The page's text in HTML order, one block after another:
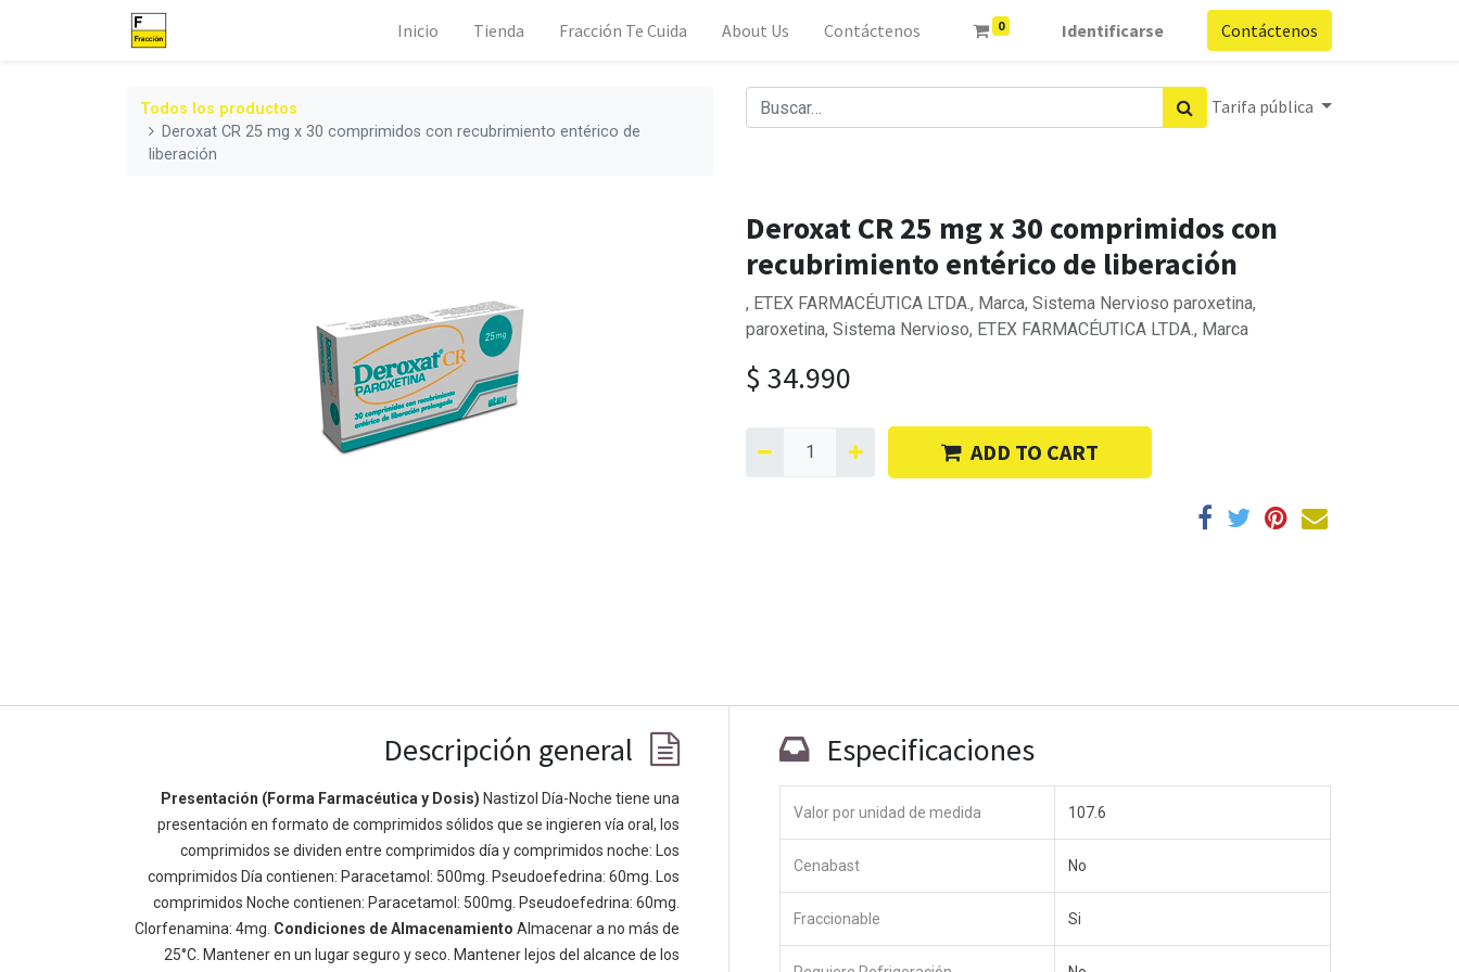
Inicio Tienda Fracción Te Cuida About Us Contáctenos 0 Identificarse Contáctenos
Todos los productos
Deroxat CR 25 mg x 30 comprimidos con recubrimiento entérico de
liberación
Tarifa pública
Deroxat CR 25 mg x 30 comprimidos con
recubrimiento entérico de liberación
, ETEX FARMACÉUTICA LTDA., Marca, Sistema Nervioso paroxetina,
paroxetina, Sistema Nervioso, ETEX FARMACÉUTICA LTDA., Marca
$ 34.990
ADD TO CART
Descripción general
Presentación (Forma Farmacéutica y Dosis) Nastizol Día-Noche tiene una
presentación en formato de comprimidos sólidos que se ingieren vía oral, los
comprimidos se dividen entre comprimidos día y comprimidos noche: Los
comprimidos Día contienen: Paracetamol: 500mg. Pseudoefedrina: 60mg. Los
comprimidos Noche contienen: Paracetamol: 500mg. Pseudoefedrina: 60mg.
Clorfenamina: 4mg. Condiciones de Almacenamiento Almacenar a no más de
25°C. Mantener en un lugar seguro y seco. Mantener lejos del alcance de los
Especificaciones
Valor por unidad de medida 107.6
Cenabast No
Fraccionable Si
Enlaces de Ínteres
Inicio
Acerca de
Productos
Servicios
Legal
Política de privacidad
Acerca de
Somos un equipo de personas apasionadas cuyo objetivo es
mejorar la vida de todos a través de productos disruptivos.
Construimos grandes productos para resolver sus problemas
de negocio. Nuestros productos están diseñados para
pequeñas y medianas empresas dispuestas a optimizar su
rendimiento.
Contacte con nosotros
Contáctenos
info@yourcompany.ejemplo.com
+1 (650) 555-0111